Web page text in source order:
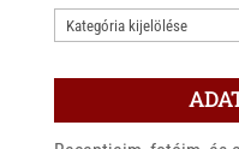
KATEGÓRIÁK